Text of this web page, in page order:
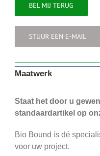
BEL MIJ TERUG
STUUR EEN E-MAIL
Maatwerk
Staat het door u
standaardartikel op
Bio Bound is dé
voor uw project.